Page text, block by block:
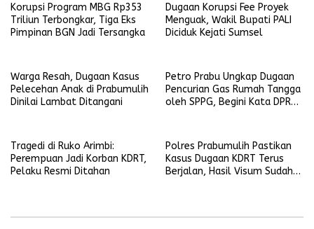
Korupsi Program MBG Rp353
Triliun Terbongkar, Tiga Eks
Pimpinan BGN Jadi Tersangka
Dugaan Korupsi Fee Proyek
Menguak, Wakil Bupati PALI
Diciduk Kejati Sumsel
Warga Resah, Dugaan Kasus
Pelecehan Anak di Prabumulih
Dinilai Lambat Ditangani
Petro Prabu Ungkap Dugaan
Pencurian Gas Rumah Tangga
oleh SPPG, Begini Kata DPRD
Tragedi di Ruko Arimbi:
Perempuan Jadi Korban KDRT,
Pelaku Resmi Ditahan
Polres Prabumulih Pastikan
Kasus Dugaan KDRT Terus
Berjalan, Hasil Visum Sudah